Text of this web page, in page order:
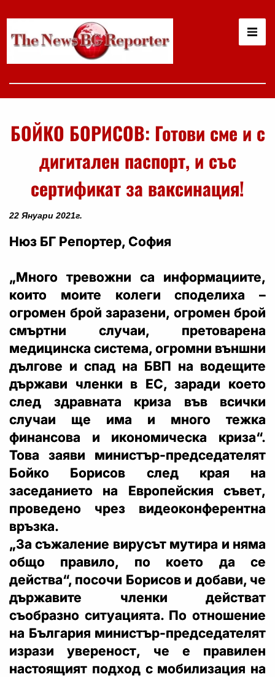
БОЙКО БОРИСОВ: Готови сме и с
дигитален паспорт, и със
сертификат за ваксинация!
22 Януари 2021г.
Нюз БГ Репортер, София
„Много тревожни са информациите,
които моите колеги споделиха –
огромен брой заразени, огромен брой
смъртни случаи, претоварена
медицинска система, огромни външни
дългове и спад на БВП на водещите
държави членки в ЕС, заради което
след здравната криза във всички
случаи ще има и много тежка
финансова и икономическа криза“.
Това заяви министър-председателят
Бойко Борисов след края на
заседанието на Европейския съвет,
проведено чрез видеоконферентна
връзка.
„За съжаление вирусът мутира и няма
общо правило, по което да се
действа“, посочи Борисов и добави, че
държавите членки действат
съобразно ситуацията. По отношение
на България министър-председателят
изрази увереност, че е правилен
настоящият подход с мобилизация на